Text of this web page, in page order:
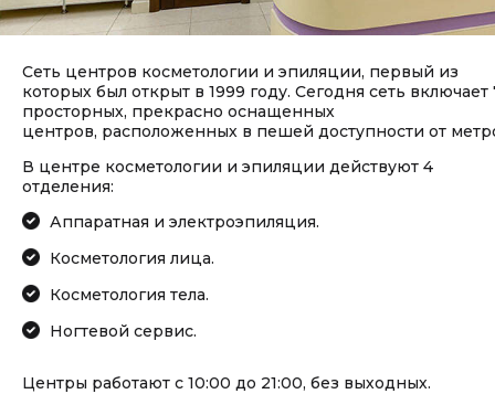
Сеть центров косметологии и эпиляции, первый из
которых был открыт в 1999 году. Сегодня сеть включает
просторных, прекрасно оснащенных
центров, расположенных в пешей доступности от
В центре косметологии и эпиляции действуют 4
отделения:
Аппаратная и электроэпиляция.
Косметология лица.
Косметология тела.
Ногтевой сервис.
Центры работают с 10:00 до 21:00, без выходных.